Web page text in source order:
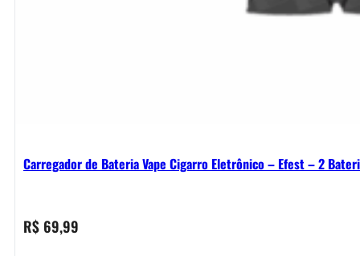
Carregador de Bateria Vape Cigarro Eletrônico – Efest – 2
R$ 69,99